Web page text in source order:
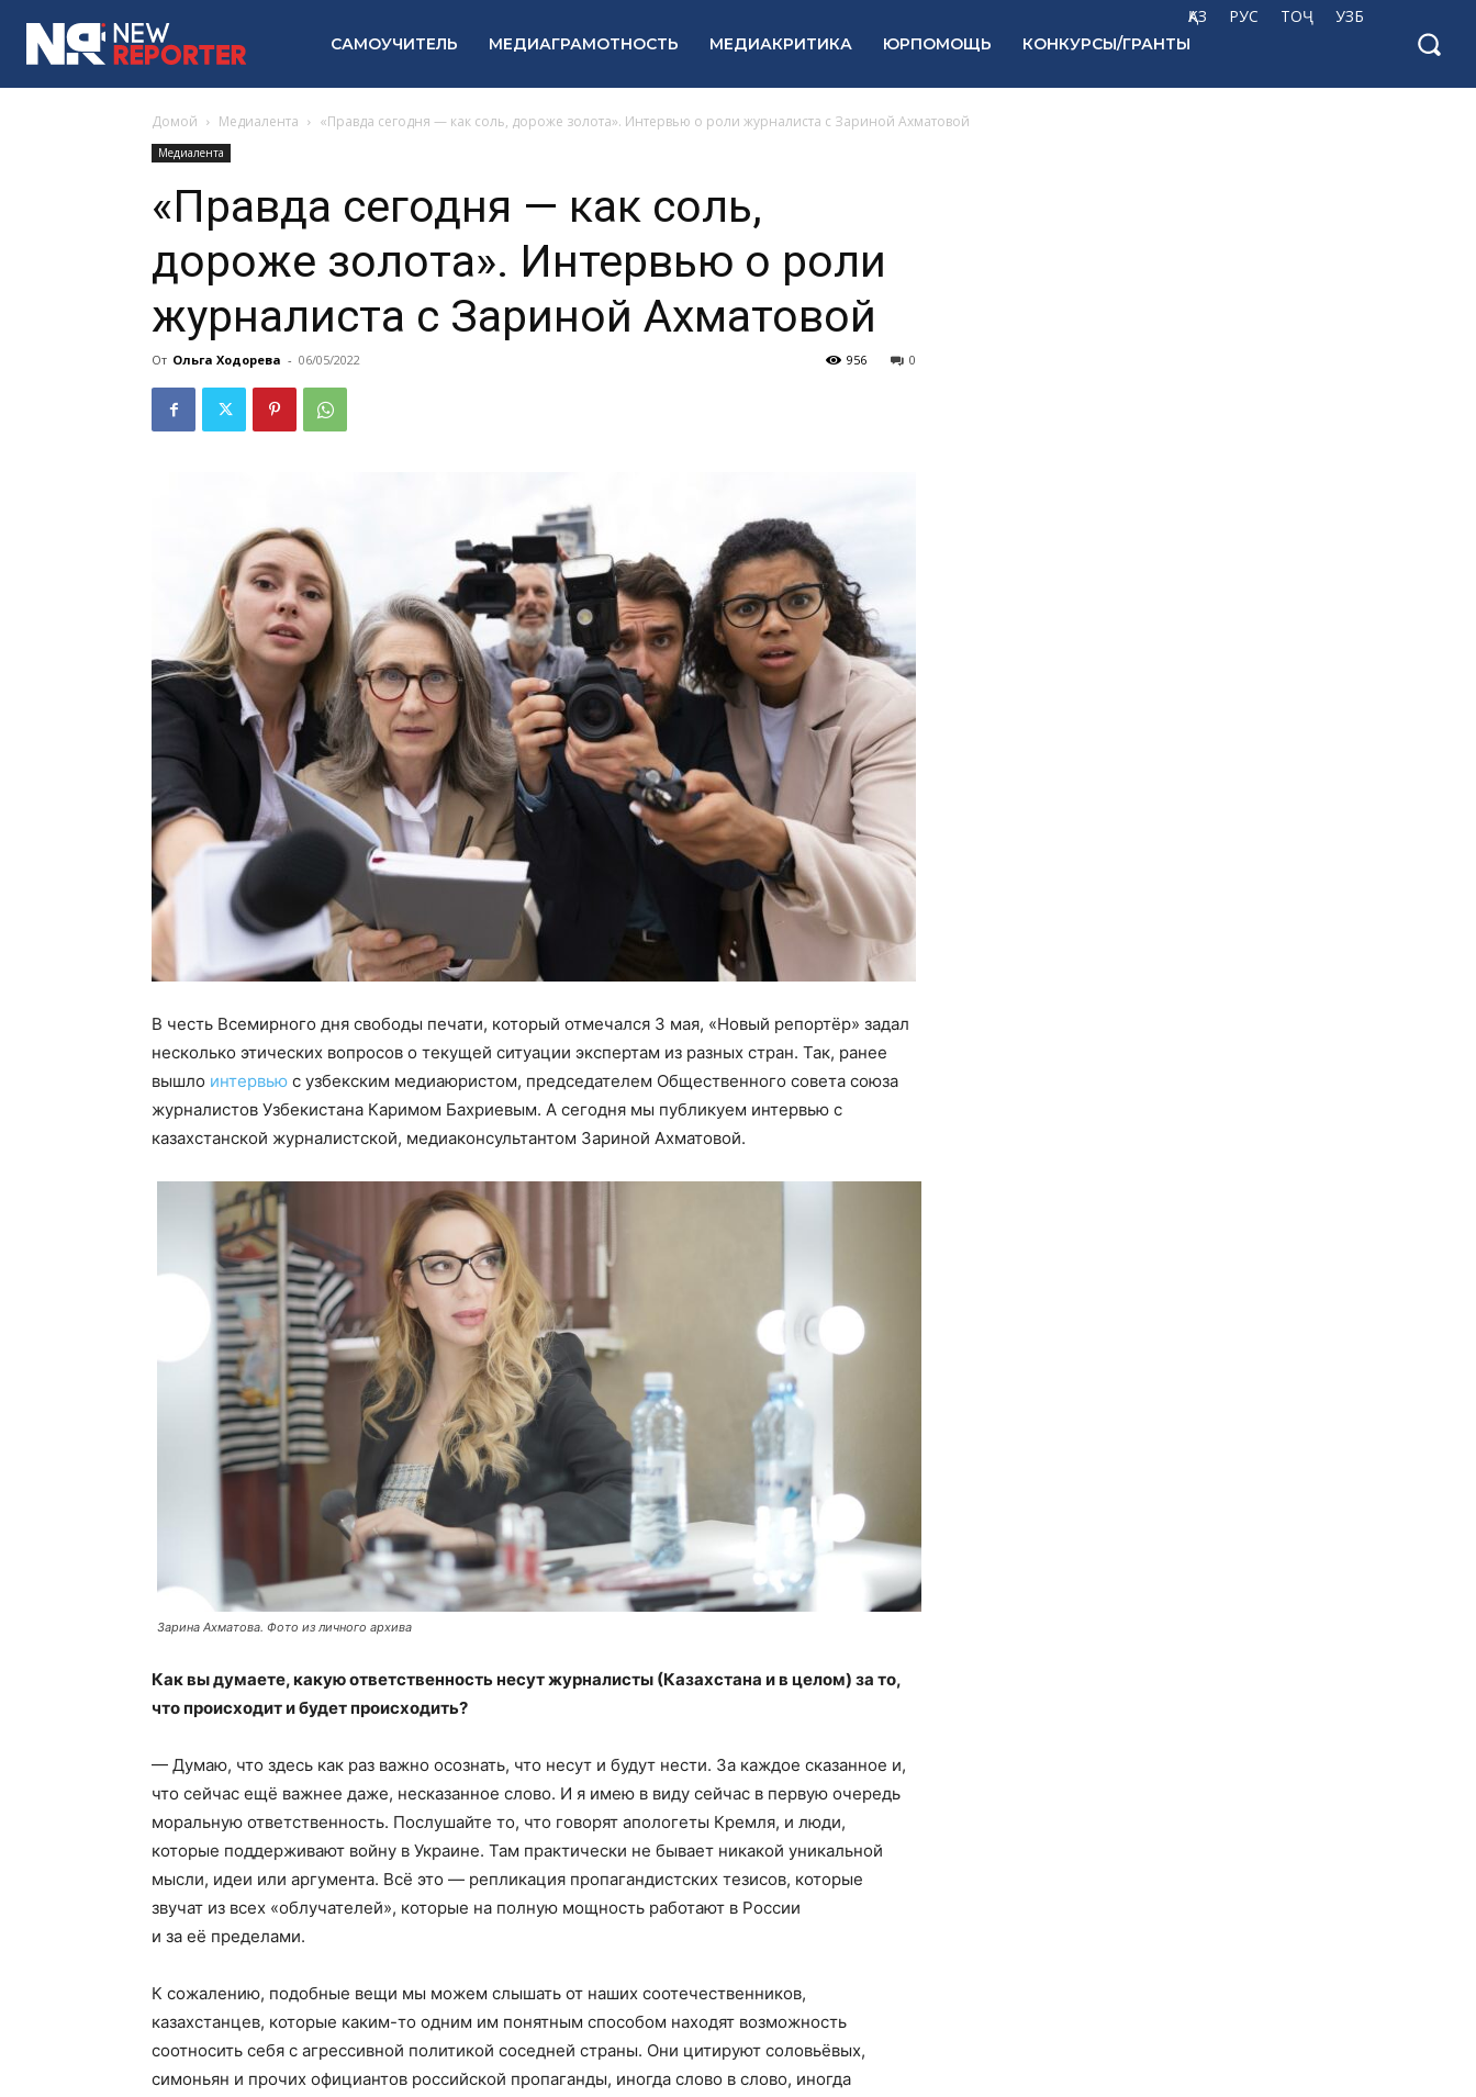
ҚАЗ РУС ТОҶ УЗБ
САМОУЧИТЕЛЬ МЕДИАГРАМОТНОСТЬ МЕДИАКРИТИКА ЮРПОМОЩЬ КОНКУРСЫ/ГРАНТЫ
Домой Медиалента «Правда сегодня — как соль, дороже золота». Интервью о роли журналиста с Зариной Ахматовой
Медиалента
«Правда сегодня — как соль,
дороже золота». Интервью о роли
журналиста с Зариной Ахматовой
От Ольга Ходорева - 06/05/2022 0
956
В честь Всемирного дня свободы печати, который отмечался 3 мая, «Новый репортёр» задал
несколько этических вопросов о текущей ситуации экспертам из разных стран. Так, ранее
вышло интервью с узбекским медиаюристом, председателем Общественного совета союза
журналистов Узбекистана Каримом Бахриевым. А сегодня мы публикуем интервью с
казахстанской журналистской, медиаконсультантом Зариной Ахматовой.
Зарина Ахматова. Фото из личного архива
Как вы думаете, какую ответственность несут журналисты (Казахстана и в целом) за то,
что происходит и будет происходить?
— Думаю, что здесь как раз важно осознать, что несут и будут нести. За каждое сказанное и,
что сейчас ещё важнее даже, несказанное слово. И я имею в виду сейчас в первую очередь
моральную ответственность. Послушайте то, что говорят апологеты Кремля, и люди,
которые поддерживают войну в Украине. Там практически не бывает никакой уникальной
мысли, идеи или аргумента. Всё это — репликация пропагандистских тезисов, которые
звучат из всех «облучателей», которые на полную мощность работают в России
и за её пределами.
К сожалению, подобные вещи мы можем слышать от наших соотечественников,
казахстанцев, которые каким-то одним им понятным способом находят возможность
соотносить себя с агрессивной политикой соседней страны. Они цитируют соловьёвых,
симоньян и прочих официантов российской пропаганды, иногда слово в слово, иногда